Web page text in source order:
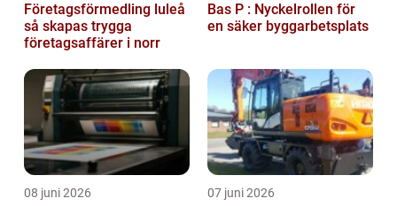
Företagsförmedling luleå
så skapas trygga
företagsaffärer i norr
Bas P : Nyckelrollen för
en säker byggarbetsplats
08 juni 2026 07 juni 2026